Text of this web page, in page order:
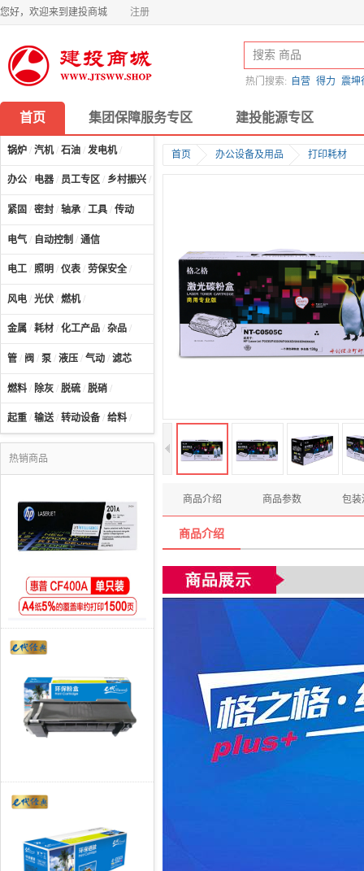
您好，欢迎来到建投商城 注册
热门搜索: 自营 得力 震坤
首页 集团保障服务专区 建投能源专区
锅炉 / 汽机/ 石油 / 发电机/
办公 / 电器 / 员工专区 / 乡村振兴 /
紧固 / 密封 / 轴承 / 工具 / 传动
电气 / 自动控制 / 通信
电工 / 照明 / 仪表 / 劳保安全 /
风电 / 光伏 / 燃机/
金属 / 耗材 / 化工产品 / 杂品 /
管 / 阀 / 泵 / 液压 / 气动 / 滤芯
燃料 / 除灰 / 脱硫 / 脱硝 /
起重 / 输送/ 转动设备 / 给料 /
热销商品
首页 办公设备及用品 打印耗材
商品介绍 商品参数 包装
商品介绍